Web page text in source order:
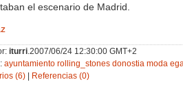
el escenario de Madrid.
iturri .2007/06/24 12:30:00 GMT+2
ayuntamiento rolling_stones donostia moda
(6) | Referencias (0)